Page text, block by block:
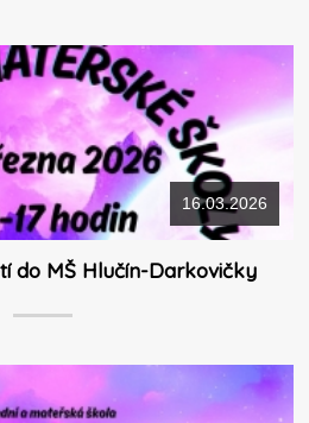
16.03.2026
do MŠ Hlučín-Darkovičky